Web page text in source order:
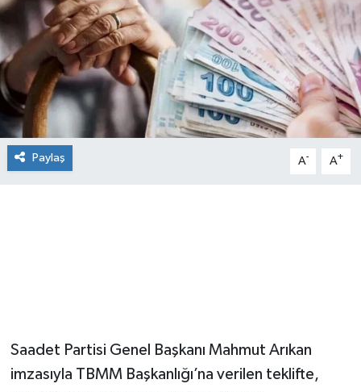
Paylaş A- A+
Saadet Partisi Genel Başkanı Mahmut Arıkan
imzasıyla TBMM Başkanlığı’na verilen teklifte,